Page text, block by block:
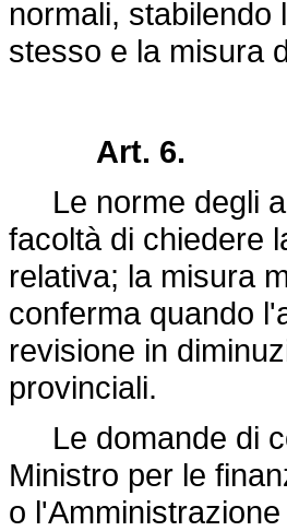
normali, stabilendo
stesso e la misura
Art. 6.
Le norme degli
facoltà di chiedere
relativa; la misura
conferma quando
revisione in
provinciali.
Le domande di
Ministro per le
o